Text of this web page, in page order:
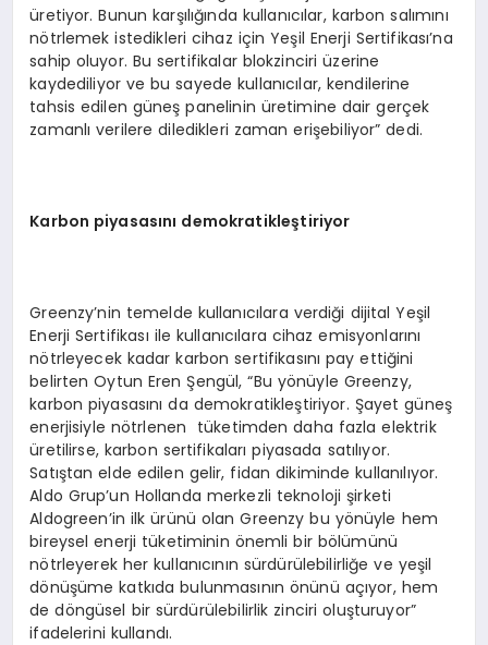
üretiyor. Bunun karşılığında kullanıcılar, karbon salımını
nötrlemek istedikleri cihaz için Yeşil Enerji Sertifikası’na
sahip oluyor. Bu sertifikalar blokzinciri üzerine
kaydediliyor ve bu sayede kullanıcılar, kendilerine
tahsis edilen güneş panelinin üretimine dair gerçek
zamanlı verilere diledikleri zaman erişebiliyor” dedi.
Karbon piyasasını demokratikleştiriyor
Greenzy’nin temelde kullanıcılara verdiği dijital Yeşil
Enerji Sertifikası ile kullanıcılara cihaz emisyonlarını
nötrleyecek kadar karbon sertifikasını pay ettiğini
belirten Oytun Eren Şengül, “Bu yönüyle Greenzy,
karbon piyasasını da demokratikleştiriyor. Şayet güneş
enerjisiyle nötrlenen tüketimden daha fazla elektrik
üretilirse, karbon sertifikaları piyasada satılıyor.
Satıştan elde edilen gelir, fidan dikiminde kullanılıyor.
Aldo Grup’un Hollanda merkezli teknoloji şirketi
Aldogreen’in ilk ürünü olan Greenzy bu yönüyle hem
bireysel enerji tüketiminin önemli bir bölümünü
nötrleyerek her kullanıcının sürdürülebilirliğe ve yeşil
dönüşüme katkıda bulunmasının önünü açıyor, hem
de döngüsel bir sürdürülebilirlik zinciri oluşturuyor”
ifadelerini kullandı.